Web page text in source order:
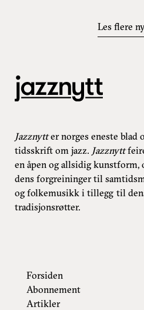
Les flere
Jazznytter norges eneste blad
tidsskrift om jazz. Jazznytt
en åpen og allsidig kunstform,
dens forgreininger til
og folkemusikk i tillegg til
tradisjonsrøtter.
Forsiden
Abonnement
Artikler